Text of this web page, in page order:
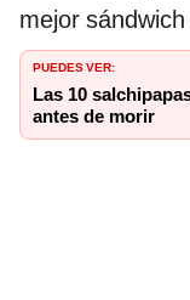
mejor
PUEDES VER:
Las 10
antes de morir